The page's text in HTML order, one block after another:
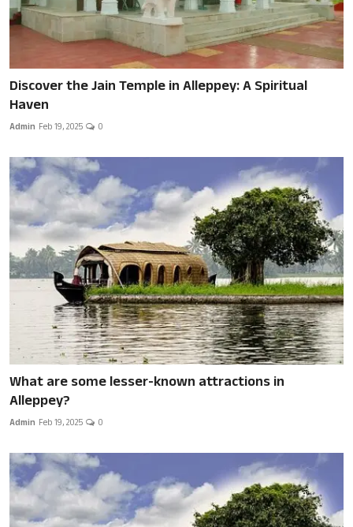
Discover the Jain Temple in Alleppey: A Spiritual
Haven
Admin Feb 19, 2025 0
What are some lesser-known attractions in
Alleppey?
Admin Feb 19, 2025 0